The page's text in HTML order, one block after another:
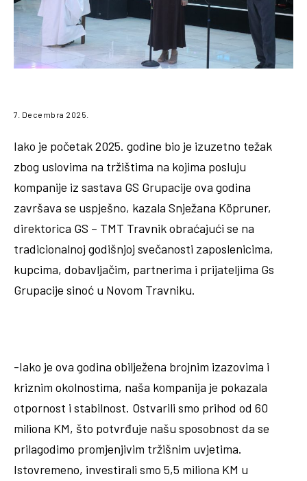
7. Decembra 2025.
Iako je početak 2025. godine bio je izuzetno težak
zbog uslovima na tržištima na kojima posluju
kompanije iz sastava GS Grupacije ova godina
završava se uspješno, kazala Snježana Köpruner,
direktorica GS – TMT Travnik obraćajući se na
tradicionalnoj godišnjoj svečanosti zaposlenicima,
kupcima, dobavljačim, partnerima i prijateljima Gs
Grupacije sinoć u Novom Travniku.
-Iako je ova godina obilježena brojnim izazovima i
kriznim okolnostima, naša kompanija je pokazala
otpornost i stabilnost. Ostvarili smo prihod od 60
miliona KM, što potvrđuje našu sposobnost da se
prilagodimo promjenjivim tržišnim uvjetima.
Istovremeno, investirali smo 5,5 miliona KM u